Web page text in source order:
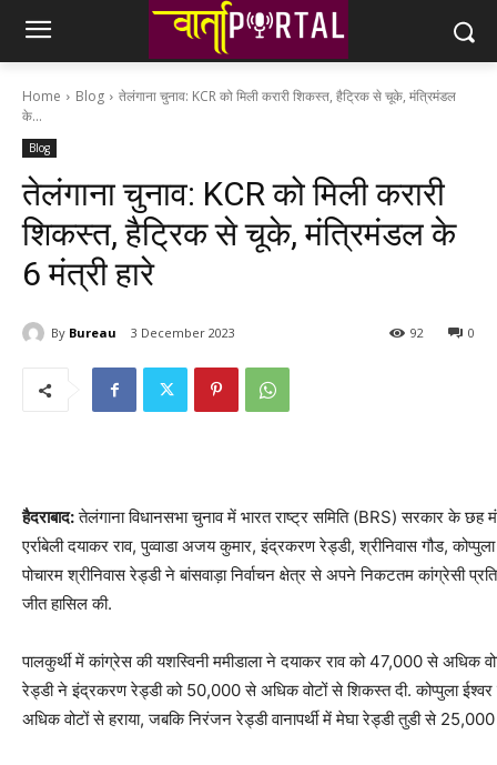
Home Blog
तेलंगाना चुनाव: KCR को मिली करारी शिकस्त, हैट्रिक से चूके, मंत्रिमंडल
के...
Blog
तेलंगाना चुनाव: KCR को मिली करारी
शिकस्त, हैट्रिक से चूके, मंत्रिमंडल के
6 मंत्री हारे
By Bureau 3 December 2023 0
92
हैदराबाद:तेलंगाना विधानसभा चुनाव में भारत राष्ट्र समिति (BRS) सरकार के छह
एर्राबेली दयाकर राव, पुव्वाडा अजय कुमार, इंद्रकरण रेड्डी, श्रीनिवास गौड,
पोचारम श्रीनिवास रेड्डी ने बांसवाड़ा निर्वाचन क्षेत्र से अपने निकटतम कांग्रेसी
जीत हासिल की.
पालकुर्थी में कांग्रेस की यशस्विनी ममीडाला ने दयाकर राव को 47,000 से अधिक
रेड्डी ने इंद्रकरण रेड्डी को 50,000 से अधिक वोटों से शिकस्त दी. कोप्पुला
अधिक वोटों से हराया, जबकि निरंजन रेड्डी वानापर्थी में मेघा रेड्डी तुडी से